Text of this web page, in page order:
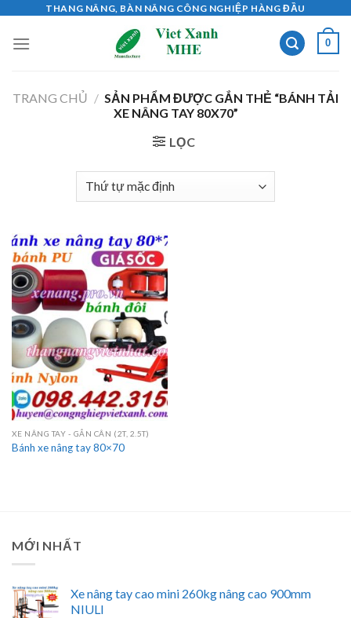
content
THANG NÂNG, BÀN NÂNG CÔNG NGHIỆP HÀNG ĐẦU
0
TRANG CHỦ / SẢN PHẨM ĐƯỢC GẮN THẺ “BÁNH TẢI
XE NÂNG TAY 80X70”
LỌC
XE NÂNG TAY - GẮN CÂN (2T, 2.5T)
Bánh xe nâng tay 80×70
MỚI NHẤT
Xe nâng tay cao mini 260kg nâng cao 900mm
NIULI